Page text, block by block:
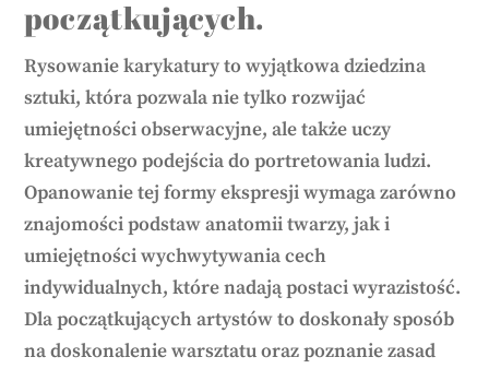
początkujących.
Rysowanie karykatury to wyjątkowa dziedzina
sztuki, która pozwala nie tylko rozwijać
umiejętności obserwacyjne, ale także uczy
kreatywnego podejścia do portretowania ludzi.
Opanowanie tej formy ekspresji wymaga zarówno
znajomości podstaw anatomii twarzy, jak i
umiejętności wychwytywania cech
indywidualnych, które nadają postaci wyrazistość.
Dla początkujących artystów to doskonały sposób
na doskonalenie warsztatu oraz poznanie zasad